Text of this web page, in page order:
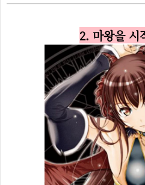
2. 마왕을 시